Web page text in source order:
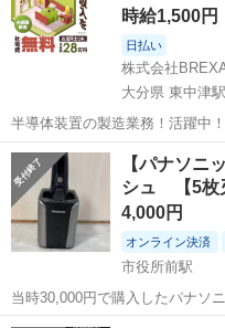
時給1,500円
日払い
株式会社
大分県 東中津駅
半導体装置の製造業務！活躍中
★赴任旅費会社負担◎20代～40
給1,500円！《大分県中津市》 人気の工場のお仕事 ◇半導体装置内部
のシート製造◇ ＊クリー...
大分 中津市 東中津駅
【パナソニ
シュ 【5枚
4,000円
オンライン決済
市役所前駅
当時30,000円で購入したパナソ
で使用するかと思って購入しま